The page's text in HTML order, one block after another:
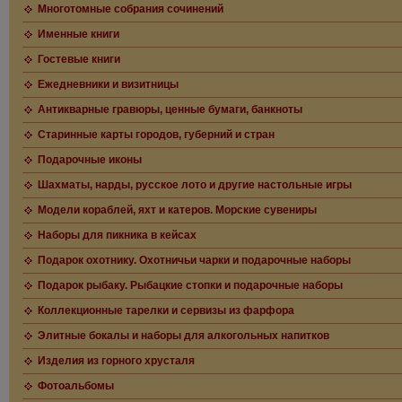
Многотомные собрания сочинений
Именные книги
Гостевые книги
Ежедневники и визитницы
Антикварные гравюры, ценные бумаги, банкноты
Старинные карты городов, губерний и стран
Подарочные иконы
Шахматы, нарды, русское лото и другие настольные игры
Модели кораблей, яхт и катеров. Морские сувениры
Наборы для пикника в кейсах
Подарок охотнику. Охотничьи чарки и подарочные наборы
Подарок рыбаку. Рыбацкие стопки и подарочные наборы
Коллекционные тарелки и сервизы из фарфора
Элитные бокалы и наборы для алкогольных напитков
Изделия из горного хрусталя
Фотоальбомы